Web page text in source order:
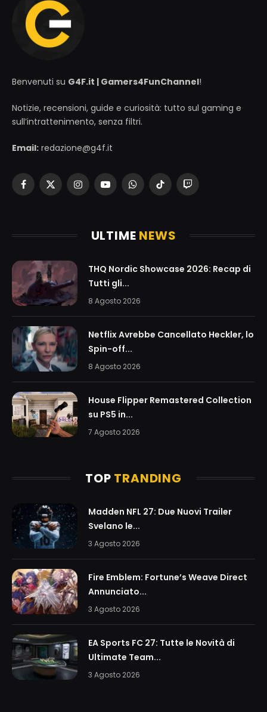
Benvenuti su G4F.it | Gamers4FunChannel!
Notizie, recensioni, guide e curiosità: tutto sul gaming e
sull’intrattenimento, senza filtri.
Email: redazione@g4f.it
Facebook
X
InstagramYouTubeWhatsAppTikTokTwitch
ULTIME NEWS
THQ Nordic Showcase 2026: Recap di
Tutti gli...
8 Agosto 2026
Netflix Avrebbe Cancellato Heckler, lo
Spin-off...
8 Agosto 2026
House Flipper Remastered Collection
su PS5 in...
7 Agosto 2026
TOP TRANDING
Madden NFL 27: Due Nuovi Trailer
Svelano le...
3 Agosto 2026
Fire Emblem: Fortune’s Weave Direct
Annunciato...
3 Agosto 2026
EA Sports FC 27: Tutte le Novità di
Ultimate Team...
3 Agosto 2026